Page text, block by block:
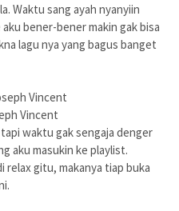
Waktu sang ayah nyanyiin
bener-bener makin gak bisa
lagu nya yang bagus banget
Vincent
Vincent
waktu gak sengaja denger
aku masukin ke playlist.
relax gitu, makanya tiap buka